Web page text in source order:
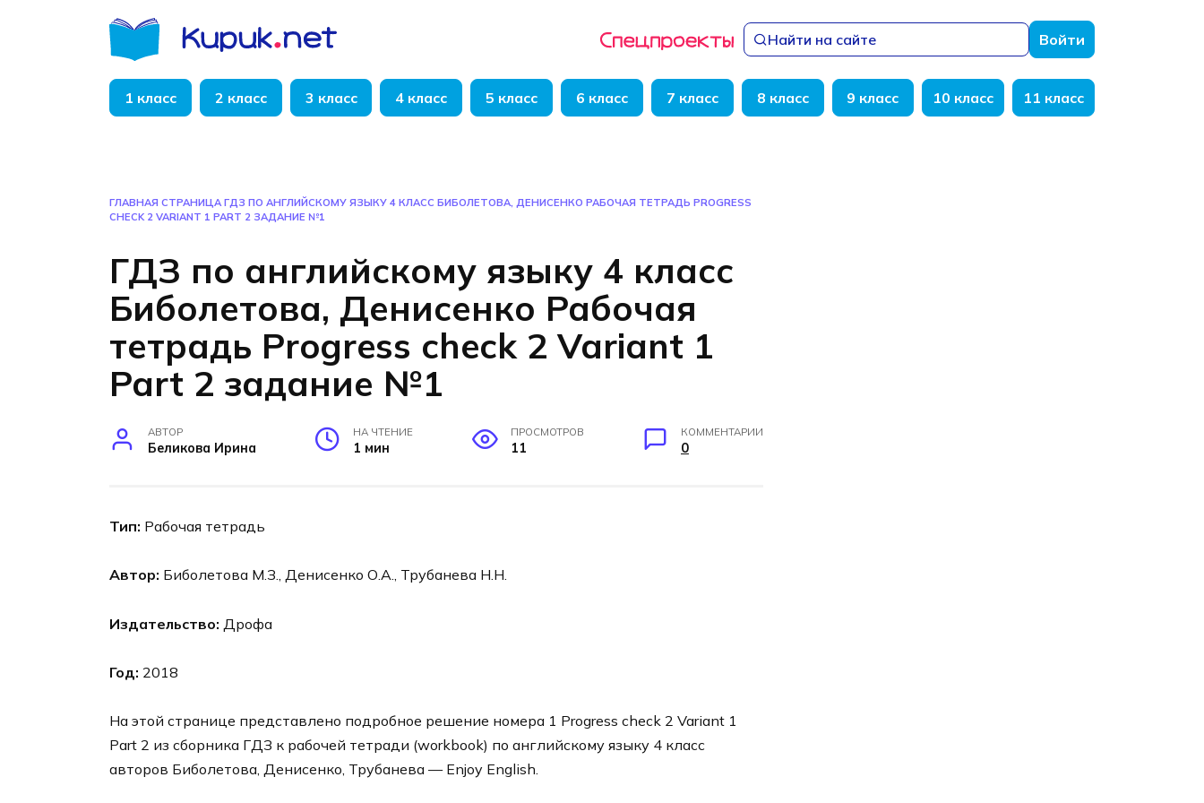
Найти на сайте Войти
1 класс 2 класс 3 класс 4 класс 5 класс 6 класс 7 класс 8 класс 9 класс 10 класс 11 класс
ГЛАВНАЯ СТРАНИЦА ГДЗ ПО АНГЛИЙСКОМУ ЯЗЫКУ 4 КЛАСС БИБОЛЕТОВА, ДЕНИСЕНКО РАБОЧАЯ ТЕТРАДЬ PROGRESS
CHECK 2 VARIANT 1 PART 2 ЗАДАНИЕ №1
ГДЗ по английскому языку 4 класс
Биболетова, Денисенко Рабочая
тетрадь Progress check 2 Variant 1
Part 2 задание №1
АВТОР
Беликова Ирина
НА ЧТЕНИЕ
1 мин
ПРОСМОТРОВ
11
КОММЕНТАРИИ
0
Тип: Рабочая тетрадь
Автор: Биболетова М.З., Денисенко О.А., Трубанева Н.Н.
Издательство: Дрофа
Год: 2018
На этой странице представлено подробное решение номера 1 Progress check 2 Variant 1
Part 2 из сборника ГДЗ к рабочей тетради (workbook) по английскому языку 4 класс
авторов Биболетова, Денисенко, Трубанева — Enjoy English.